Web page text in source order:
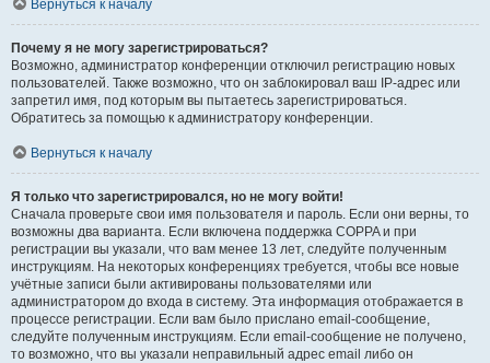
Вернуться к началу
Почему я не могу зарегистрироваться?
Возможно, администратор конференции отключил регистрацию новых
пользователей. Также возможно, что он заблокировал ваш IP-адрес или
запретил имя, под которым вы пытаетесь зарегистрироваться.
Обратитесь за помощью к администратору конференции.
Вернуться к началу
Я только что зарегистрировался, но не могу войти!
Сначала проверьте свои имя пользователя и пароль. Если они верны, то
возможны два варианта. Если включена поддержка COPPA и при
регистрации вы указали, что вам менее 13 лет, следуйте полученным
инструкциям. На некоторых конференциях требуется, чтобы все новые
учётные записи были активированы пользователями или
администратором до входа в систему. Эта информация отображается в
процессе регистрации. Если вам было прислано email-сообщение,
следуйте полученным инструкциям. Если email-сообщение не получено,
то возможно, что вы указали неправильный адрес email либо он